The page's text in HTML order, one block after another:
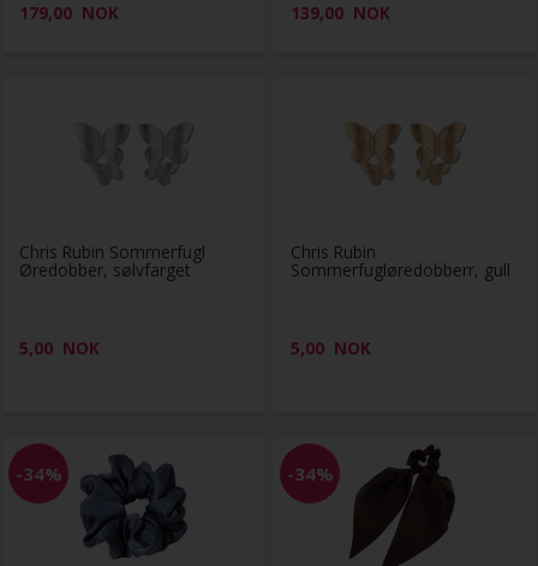
179,00 NOK 139,00 NOK
Chris Rubin Sommerfugl
Øredobber, sølvfarget
5,00 NOK
Chris Rubin
Sommerfugløredobberr, gull
5,00 NOK
-34% -34%